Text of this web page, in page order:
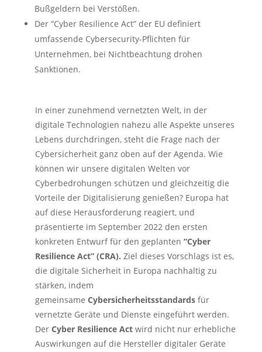
Bußgeldern bei Verstößen.
Der “Cyber Resilience Act” der EU definiert
umfassende Cybersecurity-Pflichten für
Unternehmen, bei Nichtbeachtung drohen
Sanktionen.
In einer zunehmend vernetzten Welt, in der
digitale Technologien nahezu alle Aspekte unseres
Lebens durchdringen, steht die Frage nach der
Cybersicherheit ganz oben auf der Agenda. Wie
können wir unsere digitalen Welten vor
Cyberbedrohungen schützen und gleichzeitig die
Vorteile der Digitalisierung genießen? Europa hat
auf diese Herausforderung reagiert, und
präsentierte im September 2022 den ersten
konkreten Entwurf für den geplanten “Cyber
Resilience Act” (CRA). Ziel dieses Vorschlags ist es,
die digitale Sicherheit in Europa nachhaltig zu
stärken, indem
gemeinsame Cybersicherheitsstandardsfür
vernetzte Geräte und Dienste eingeführt werden.
Der Cyber Resilience Actwird nicht nur erhebliche
Auswirkungen auf die Hersteller digitaler Geräte